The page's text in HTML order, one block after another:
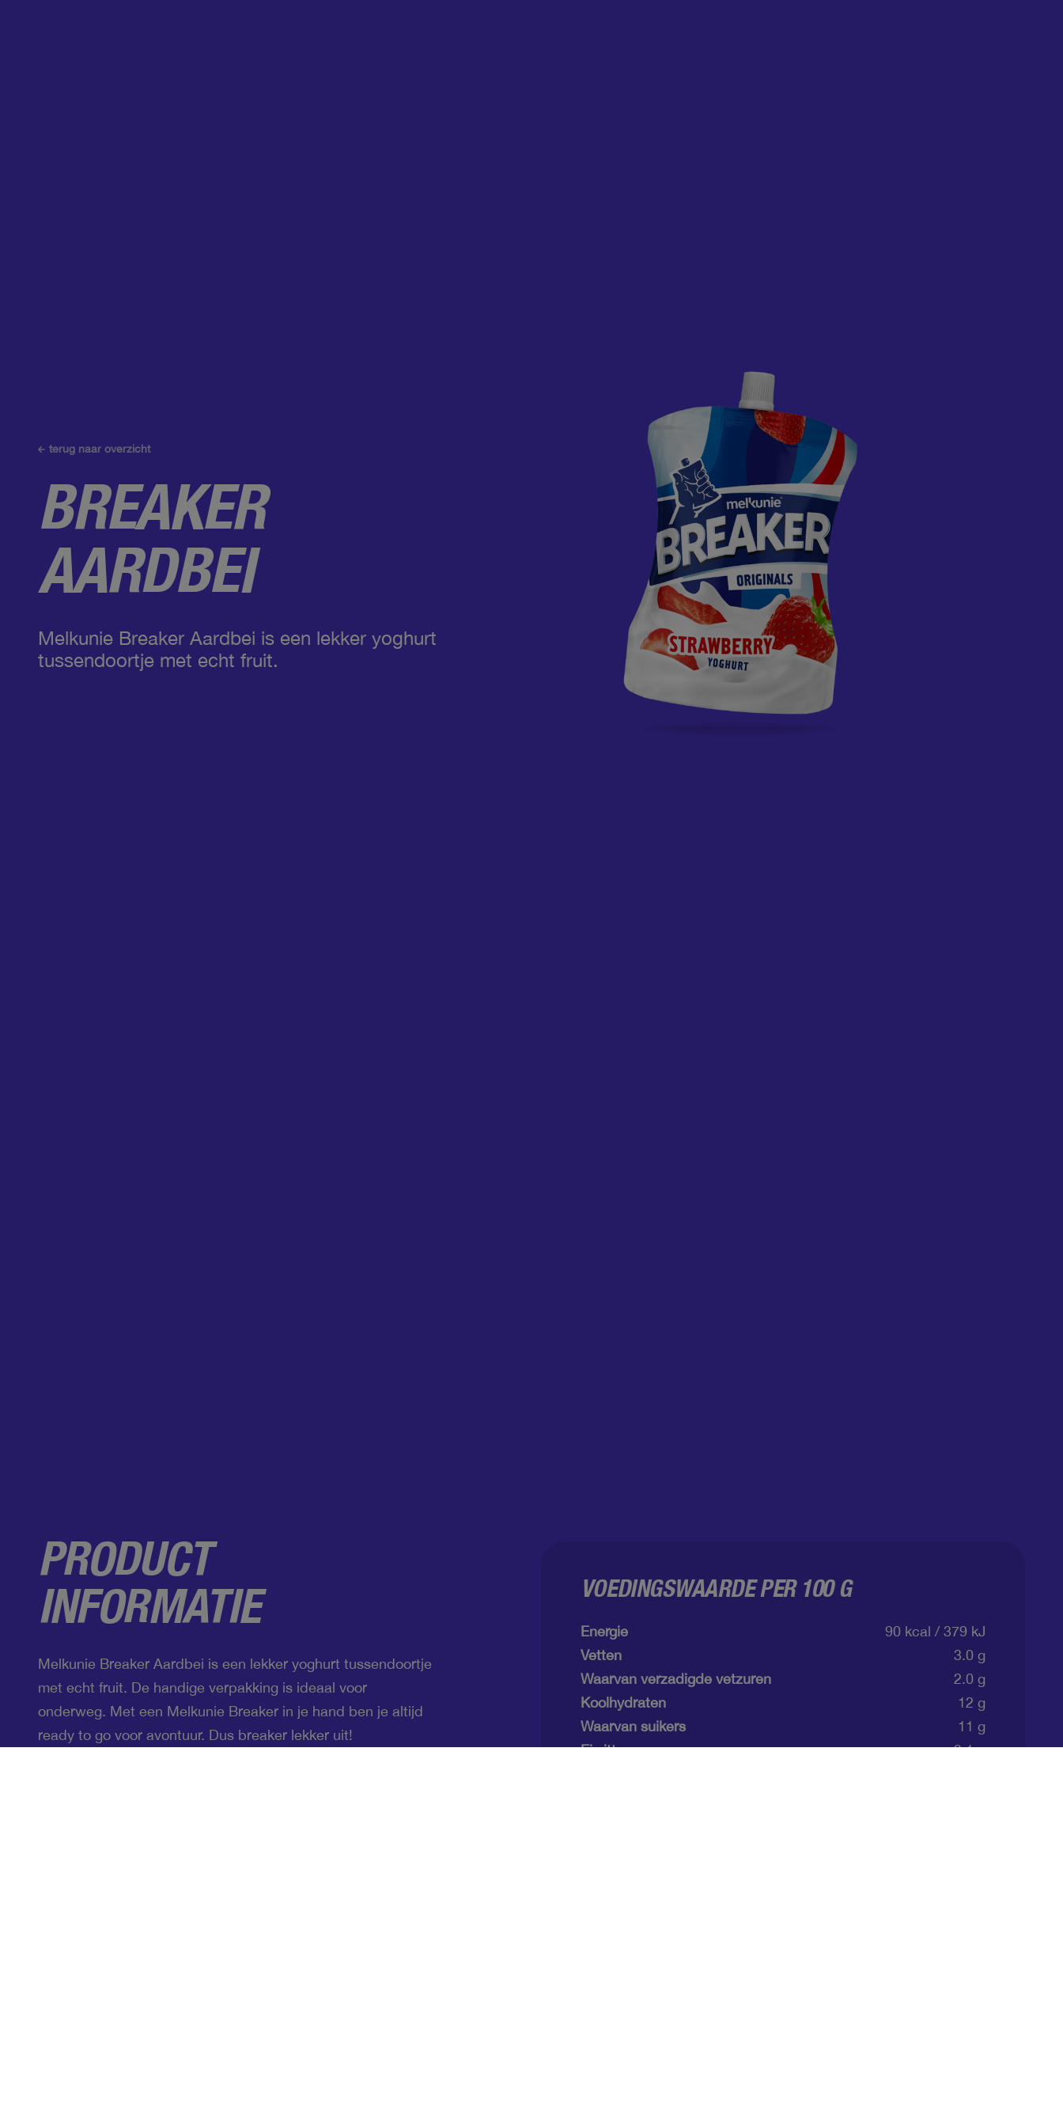
terug naar overzicht
BREAKER
AARDBEI
Melkunie Breaker Aardbei is een lekker yoghurt
tussendoortje met echt fruit.
PRODUCT
INFORMATIE
Melkunie Breaker Aardbei is een lekker yoghurt tussendoortje
met echt fruit. De handige verpakking is ideaal voor
onderweg. Met een Melkunie Breaker in je hand ben je altijd
ready to go voor avontuur. Dus breaker lekker uit!
VOEDINGSWAARDE PER 100 G
Energie
90 kcal / 379 kJ
Vetten
3.0 g
Waarvan verzadigde vetzuren
2.0 g
Koolhydraten
12 g
Waarvan suikers
11 g
Eiwitten
3.1 g